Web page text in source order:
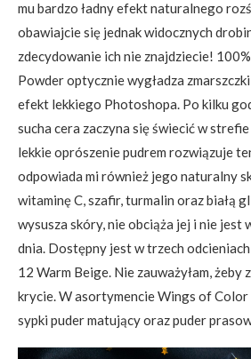
mu bardzo ładny efekt naturalnego
obawiajcie się jednak widocznych
zdecydowanie ich nie znajdziecie!
Powder optycznie wygładza
efekt lekkiego Photoshopa. Po kilku
sucha cera zaczyna się świecić w strefie
lekkie oprószenie pudrem rozwiązuje
odpowiada mi również jego naturalny
witaminę C, szafir, turmalin oraz białą
wysusza skóry, nie obciąża jej i nie jest
dnia. Dostępny jest w trzech odcieniach
12 Warm Beige. Nie zauważyłam, żeby
krycie. W asortymencie Wings of
sypki puder matujący oraz puder